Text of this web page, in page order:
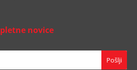
novice